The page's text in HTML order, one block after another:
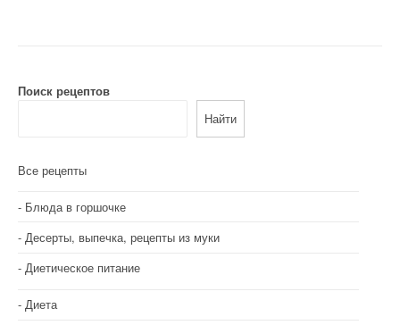
Поиск рецептов
Найти
Все рецепты
Блюда в горшочке
Десерты, выпечка, рецепты из муки
Диетическое питание
Диета